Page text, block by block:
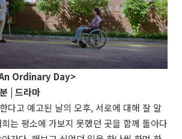
An Ordinary Day>
| 드라마
다고 예고된 날의 오후, 서로에 대해 잘 알
는 평소에 가보지 못했던 곳을 함께 돌아다